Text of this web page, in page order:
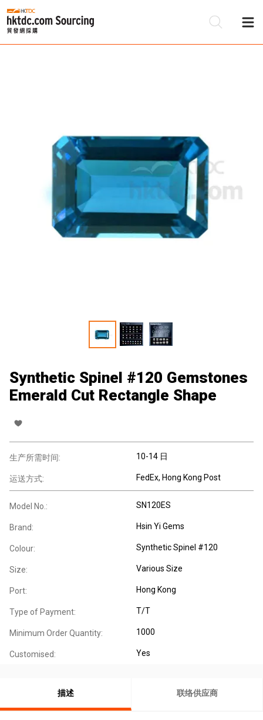
Synthetic Spinel #120 Gemstones
Emerald Cut Rectangle Shape
生产所需时间: 10-14 日
运送方式: FedEx, Hong Kong Post
Model No.: SN120ES
Brand: Hsin Yi Gems
Colour: Synthetic Spinel #120
Size: Various Size
Port: Hong Kong
Type of Payment: T/T
Minimum Order Quantity: 1000
Customised: Yes
描述 联络供应商